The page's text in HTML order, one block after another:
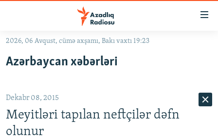
Əsas
qayıt
qayıt
Axtarışa
FƏRQƏ BAX
2026, 06 Avqust, cümə axşamı, Bakı vaxtı 19:23
Azərbaycan xəbərləri
Dekabr 08, 2015
Meyitləri tapılan neftçilər dəfn
olunur